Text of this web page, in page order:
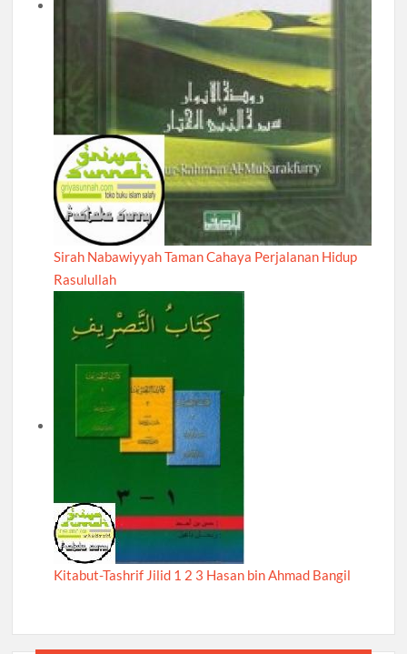
Sirah Nabawiyyah Taman Cahaya Perjalanan Hidup
Rasulullah
Kitabut-Tashrif Jilid 1 2 3 Hasan bin Ahmad Bangil